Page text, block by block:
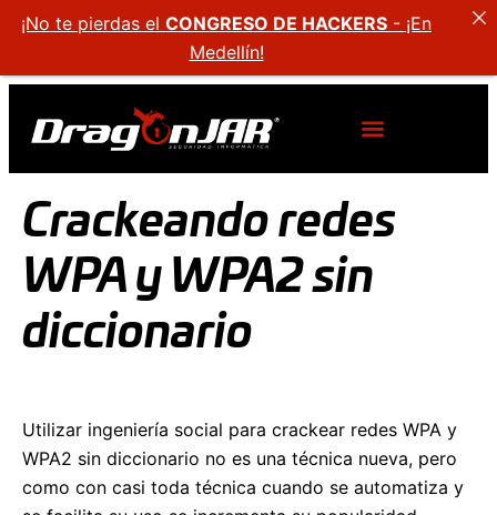
Crackeando redes
WPA y WPA2 sin
diccionario
Utilizar ingeniería social para crackear redes WPA y
WPA2 sin diccionario no es una técnica nueva, pero
como con casi toda técnica cuando se automatiza y
¡No te pierdas el CONGRESO DE HACKERS - ¡En
Medellín!